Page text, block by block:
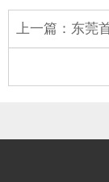
上一篇： 东莞首宏公司蔬